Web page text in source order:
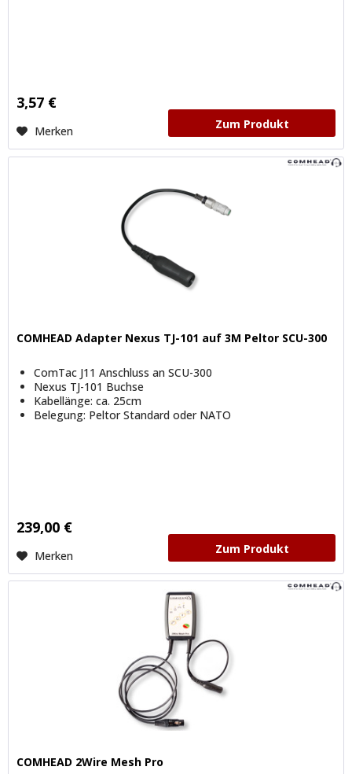
3,57 €
Merken Zum Produkt
COMHEAD Adapter Nexus TJ-101 auf 3M Peltor SCU-300
ComTac J11 Anschluss an SCU-300
Nexus TJ-101 Buchse
Kabellänge: ca. 25cm
Belegung: Peltor Standard oder NATO
239,00 €
Merken Zum Produkt
COMHEAD 2Wire Mesh Pro